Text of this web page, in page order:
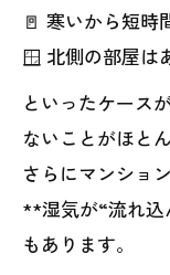
🚪 寒いから短時
🪟 北側の部屋は
といったケース
ないことがほとん
さらにマンショ
**湿気が“流れ
もあります。